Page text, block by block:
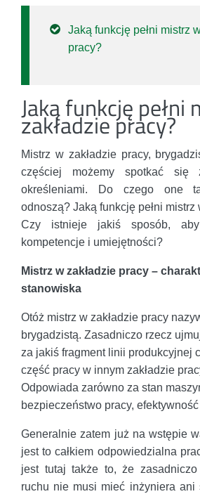
Jaką funkcję pełni mistrz
pracy?
Jaką funkcję pełni
zakładzie pracy?
Mistrz w zakładzie pracy,
częściej możemy spotkać się
określeniami. Do czego one
odnoszą? Jaką funkcję pełni mistrz
Czy istnieje jakiś sposób,
kompetencje i umiejętności?
Mistrz w zakładzie pracy –
stanowiska
Otóż mistrz w zakładzie pracy
brygadzistą. Zasadniczo rzecz
za jakiś fragment linii produkcyjnej
część pracy w innym zakładzie
Odpowiada zarówno za stan
bezpieczeństwo pracy,
Generalnie zatem już na wstępie
jest to całkiem odpowiedzialna
jest tutaj także to, że zasadniczo
ruchu nie musi mieć inżyniera ani